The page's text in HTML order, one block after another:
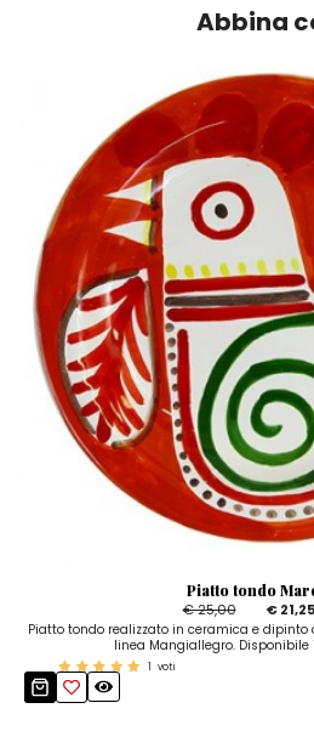
Abbina
Piatto tondo
€ 25,00
€ 21,25
Piatto tondo realizzato in ceramica e
linea Mangiallegro.
1 voti